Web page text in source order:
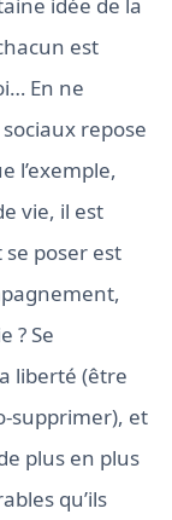
est
En ne
repose
l’exemple,
vie, il est
poser est
? Se
liberté (être
supprimer), et
plus en plus
qu’ils